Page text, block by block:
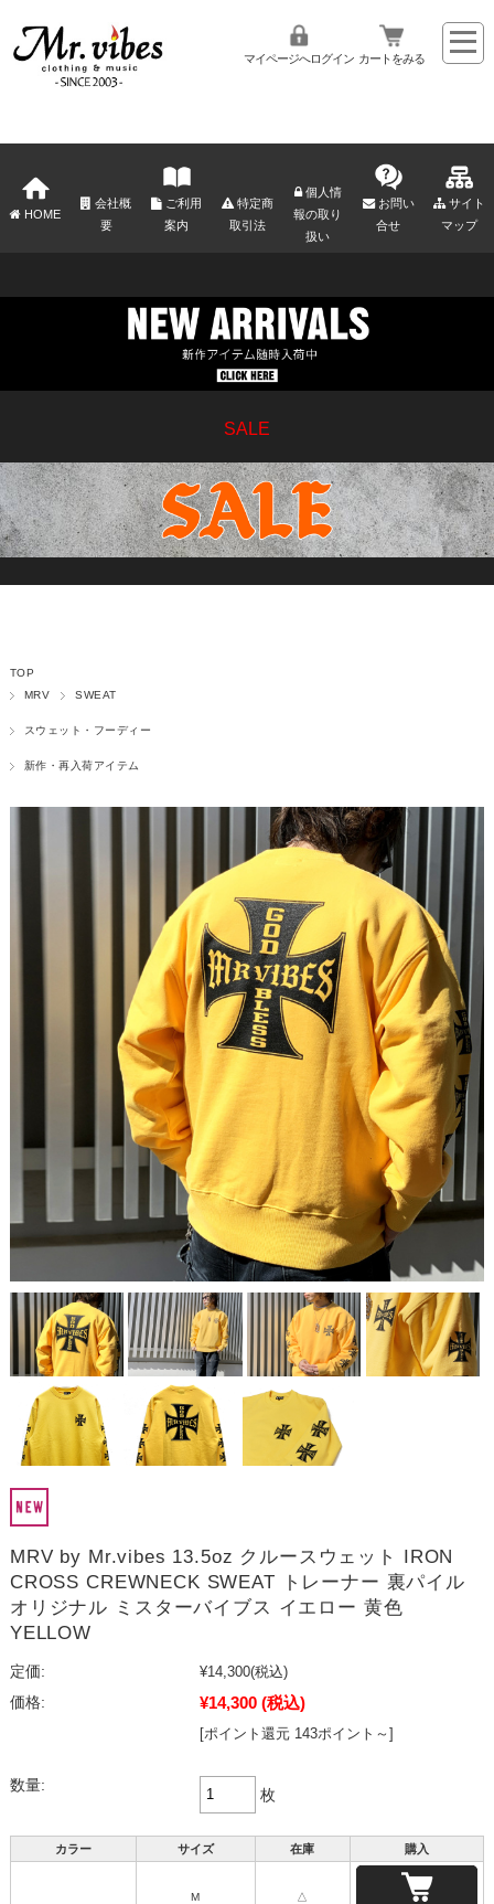
マイページへログイン カートをみる
HOME
会社概
要
ご利用
案内
特定商
取引法
個人情
報の取り
扱い
お問い
合せ
サイト
マップ
SALE
TOP
MRV
SWEAT
スウェット・フーディー
新作・再入荷アイテム
MRV by Mr.vibes 13.5oz クルースウェット IRON
CROSS CREWNECK SWEAT トレーナー 裏パイル
オリジナル ミスターバイブス イエロー 黄色
YELLOW
定価: ¥14,300(税込)
価格:
¥14,300 (税込)
[ポイント還元 143ポイント～]
数量:
枚
カラー サイズ 在庫 購入
M △